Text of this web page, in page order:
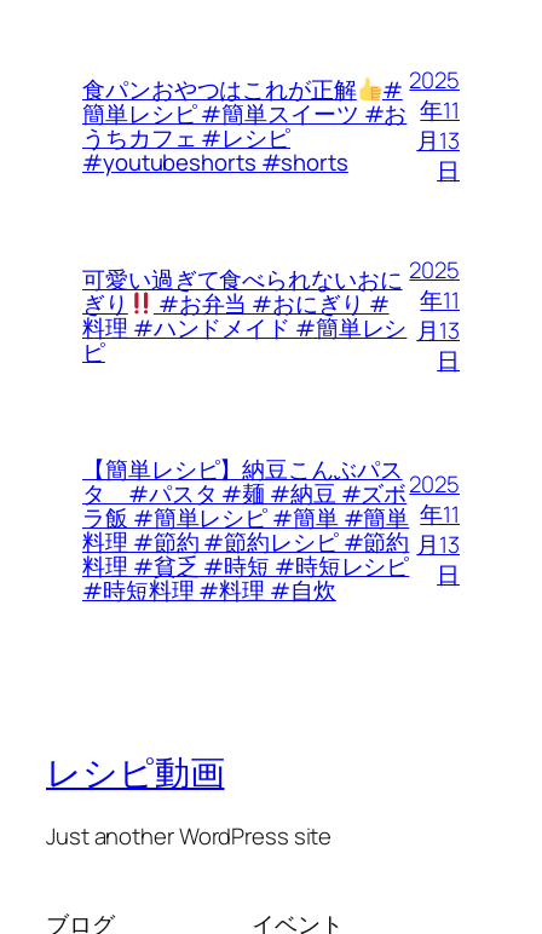
食パンおやつはこれが正解 #
簡単レシピ #簡単スイーツ #お
うちカフェ #レシピ
#youtubeshorts #shorts
2025
年11
月13
日
可愛い過ぎて食べられないおに
ぎり #お弁当 #おにぎり #
料理 #ハンドメイド #簡単レシ
ピ
2025
年11
月13
日
【簡単レシピ】納豆こんぶパス
タ #パスタ #麺 #納豆 #ズボ
ラ飯 #簡単レシピ #簡単 #簡単
料理 #節約 #節約レシピ #節約
料理 #貧乏 #時短 #時短レシピ
#時短料理 #料理 #自炊
2025
年11
月13
日
レシピ動画
Just another WordPress site
ブログ イベント